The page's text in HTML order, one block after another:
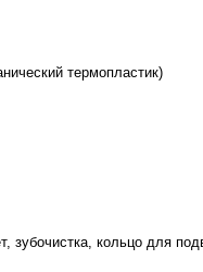
термопластик)
зубочистка, кольцо для